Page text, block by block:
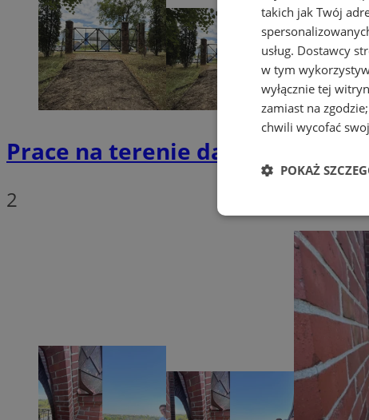
Prace na terenie dawnego
2
takich jak Twój
usług. Dostawcy
w tym
wyłącznie tej
zamiast na
chwili wycofać
POKAŻ
Niezbędne
Niezbędne pliki
zarządzanie kontem.
Nazwa